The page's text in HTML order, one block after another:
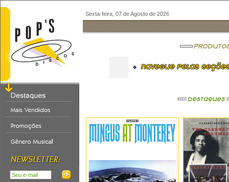
Sexta-feira, 07 de Agosto de 2026